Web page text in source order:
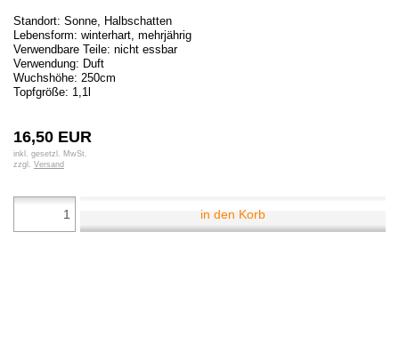
Standort: Sonne, Halbschatten
Lebensform: winterhart, mehrjährig
Verwendbare Teile: nicht essbar
Verwendung: Duft
Wuchshöhe: 250cm
Topfgröße: 1,1l
16,50 EUR
inkl. gesetzl. MwSt.
zzgl. Versand
in den Korb